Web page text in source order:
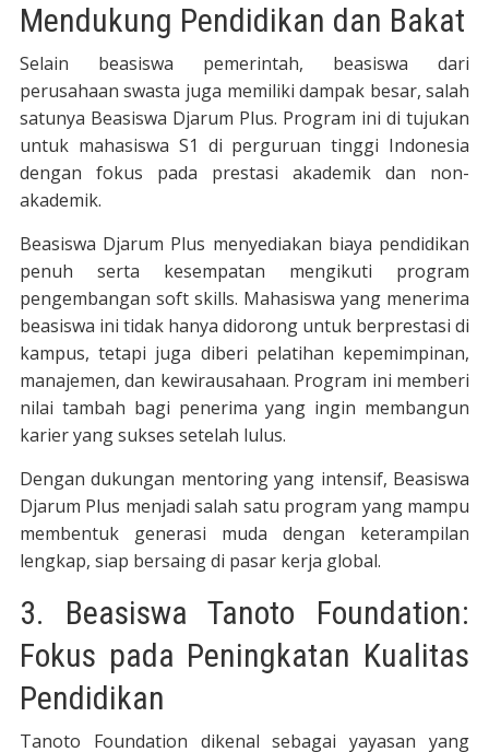
Mendukung Pendidikan dan Bakat
Selain beasiswa pemerintah, beasiswa dari
perusahaan swasta juga memiliki dampak besar, salah
satunya Beasiswa Djarum Plus. Program ini di tujukan
untuk mahasiswa S1 di perguruan tinggi Indonesia
dengan fokus pada prestasi akademik dan non-
akademik.
Beasiswa Djarum Plus menyediakan biaya pendidikan
penuh serta kesempatan mengikuti program
pengembangan soft skills. Mahasiswa yang menerima
beasiswa ini tidak hanya didorong untuk berprestasi di
kampus, tetapi juga diberi pelatihan kepemimpinan,
manajemen, dan kewirausahaan. Program ini memberi
nilai tambah bagi penerima yang ingin membangun
karier yang sukses setelah lulus.
Dengan dukungan mentoring yang intensif, Beasiswa
Djarum Plus menjadi salah satu program yang mampu
membentuk generasi muda dengan keterampilan
lengkap, siap bersaing di pasar kerja global.
3. Beasiswa Tanoto Foundation:
Fokus pada Peningkatan Kualitas
Pendidikan
Tanoto Foundation dikenal sebagai yayasan yang